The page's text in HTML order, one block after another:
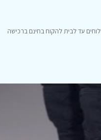
עד לבית להקוח בחינם ברכישה